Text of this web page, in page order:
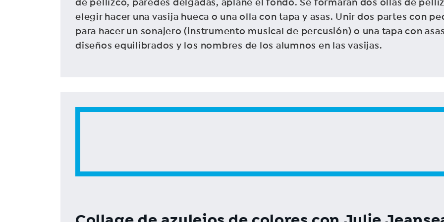
de pellizco, paredes delgadas, aplane el fondo. Se formarán dos ollas de
elegir hacer una vasija hueca o una olla con tapa y asas. Unir dos partes con
para hacer un sonajero (instrumento musical de percusión) o una tapa con
diseños equilibrados y los nombres de los alumnos en las vasijas.